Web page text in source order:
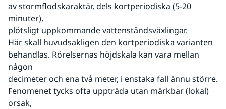
av stormflodskaraktär, dels kortperiodiska (5-20
minuter),
plötsligt uppkommande vattenståndsväxlingar.
Här skall huvudsakligen den kortperiodiska varianten
behandlas. Rörelsernas höjdskala kan vara mellan
någon
decimeter och ena två meter, i enstaka fall ännu större.
Fenomenet tycks ofta uppträda utan märkbar (lokal)
orsak,